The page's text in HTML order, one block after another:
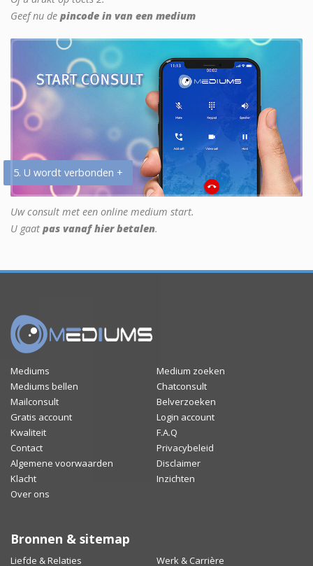
Geef nu de pincode in van een medium
5. U wordt verbonden +
Uw consult met een online medium start.
U gaat pas vanaf hier betalen.
Mediums
Medium zoeken
Mediums bellen
Chatconsult
Mailconsult
Belverzoeken
Gratis account
Login account
Kwaliteit
F.A.Q
Contact
Privacybeleid
Algemene voorwaarden
Disclaimer
Klacht
Inzichten
Over ons
Bronnen & sitemap
Liefde & Relaties Werk & Carrière